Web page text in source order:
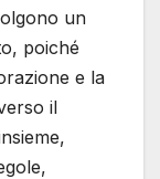
un
poiché
e la
il